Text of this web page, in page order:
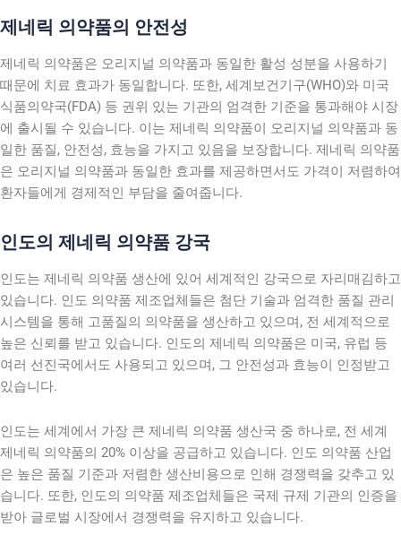
제네릭 의약품의 안전성
제네릭 의약품은 오리지널 의약품과 동일한 활성 성분을 사용하기
때문에 치료 효과가 동일합니다. 또한, 세계보건기구(WHO)와 미국
식품의약국(FDA) 등 권위 있는 기관의 엄격한 기준을 통과해야 시장
에 출시될 수 있습니다. 이는 제네릭 의약품이 오리지널 의약품과 동
일한 품질, 안전성, 효능을 가지고 있음을 보장합니다. 제네릭 의약품
은 오리지널 의약품과 동일한 효과를 제공하면서도 가격이 저렴하여
환자들에게 경제적인 부담을 줄여줍니다.
인도의 제네릭 의약품 강국
인도는 제네릭 의약품 생산에 있어 세계적인 강국으로 자리매김하고
있습니다. 인도 의약품 제조업체들은 첨단 기술과 엄격한 품질 관리
시스템을 통해 고품질의 의약품을 생산하고 있으며, 전 세계적으로
높은 신뢰를 받고 있습니다. 인도의 제네릭 의약품은 미국, 유럽 등
여러 선진국에서도 사용되고 있으며, 그 안전성과 효능이 인정받고
있습니다.
인도는 세계에서 가장 큰 제네릭 의약품 생산국 중 하나로, 전 세계
제네릭 의약품의 20% 이상을 공급하고 있습니다. 인도 의약품 산업
은 높은 품질 기준과 저렴한 생산비용으로 인해 경쟁력을 갖추고 있
습니다. 또한, 인도의 의약품 제조업체들은 국제 규제 기관의 인증을
받아 글로벌 시장에서 경쟁력을 유지하고 있습니다.